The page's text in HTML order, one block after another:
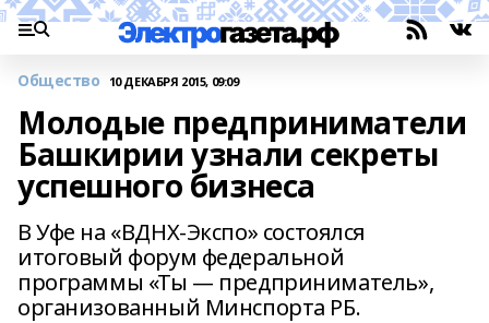
Общество 10 ДЕКАБРЯ 2015, 09:09
Молодые предприниматели
Башкирии узнали секреты
успешного бизнеса
В Уфе на «ВДНХ-Экспо» состоялся
итоговый форум федеральной
программы «Ты — предприниматель»,
организованный Минспорта РБ.